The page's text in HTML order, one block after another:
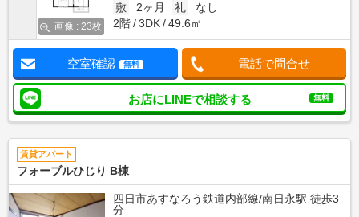
画像 : 23枚
敷
2ヶ月 礼
なし
2階
3DK 49.6㎡
空室確認 無料 電話で問合せ
お店にLINEで相談する 無料
賃貸アパート
フォーブルひじり B棟
四日市あすなろう鉄道内部線/南日永駅 徒歩3
分